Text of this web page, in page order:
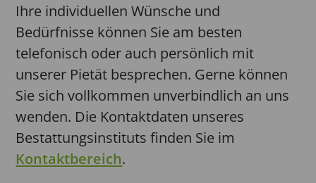
Ihre individuellen Wünsche und
Bedürfnisse können Sie am besten
telefonisch oder auch persönlich mit
unserer Pietät besprechen. Gerne können
Sie sich vollkommen unverbindlich an uns
wenden. Die Kontaktdaten unseres
Bestattungsinstituts finden Sie im
Kontaktbereich.